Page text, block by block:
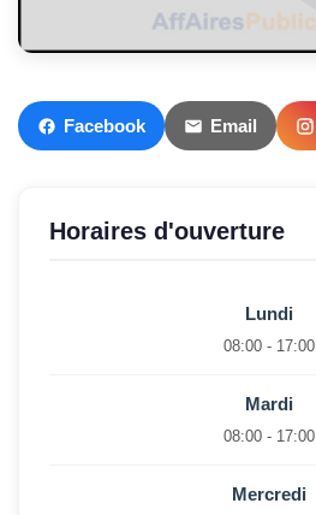
Facebook Email
Horaires d'ouverture
Lundi
08:00 - 17:00
Mardi
08:00 - 17:00
Mercredi